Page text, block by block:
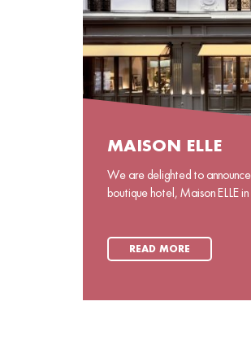
MAISON ELLE
We are delighted to
boutique hotel, Maison ELLE in
READ MORE